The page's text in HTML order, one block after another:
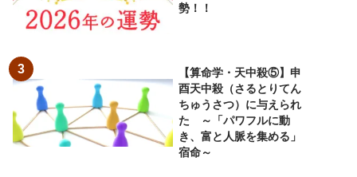
勢！！
【算命学・天中殺⑤】申
酉天中殺（さるとりてん
ちゅうさつ）に与えられ
た ～「パワフルに動
き、富と人脈を集める」
宿命～